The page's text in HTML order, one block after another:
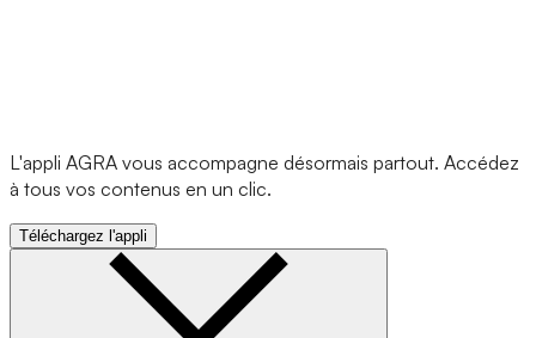
L'appli AGRA vous accompagne désormais partout. Accédez
à tous vos contenus en un clic.
Téléchargez l'appli